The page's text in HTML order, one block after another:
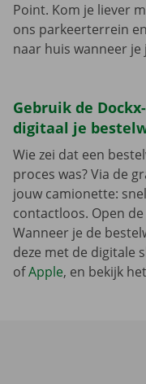
Point. Kom je liever
ons parkeerterrein
naar huis wanneer
Gebruik de
digitaal je
Wie zei dat een
proces was? Via de
jouw camionette:
contactloos. Open
Wanneer je de
deze met de digitale
ofApple, en bekijk